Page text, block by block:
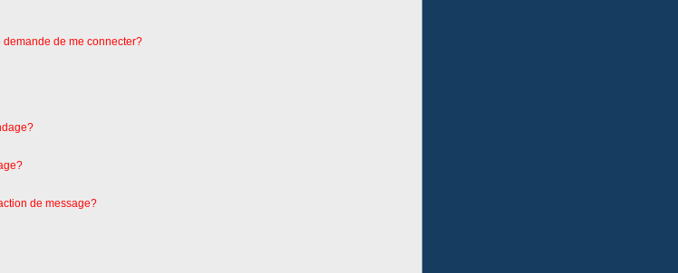
demande de me connecter?
de message?